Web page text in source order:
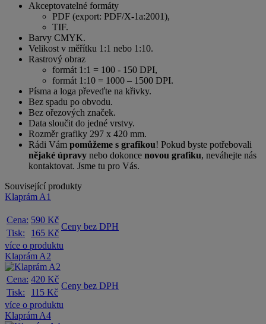
Akceptovatelné formáty
PDF (export: PDF/X-1a:2001),
TIF.
Barvy CMYK.
Velikost v měřítku 1:1 nebo 1:10.
Rastrový obraz
formát 1:1 = 100 - 150 DPI,
formát 1:10 = 1000 – 1500 DPI.
Písma a loga převeďte na křivky.
Bez spadu po obvodu.
Bez ořezových značek.
Data sloučit do jedné vrstvy.
Rozměr grafiky 297 x 420 mm.
Rádi Vám pomůžeme s grafikou! Pokud byste potřebovali
nějaké úpravy nebo dokonce novou grafiku, neváhejte nás
kontaktovat. Jsme tu pro Vás.
Související produkty
Klaprám A1